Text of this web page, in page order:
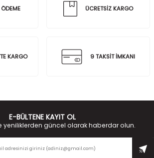
ÜCRETSİZ KARGO
KARGO 9 TAKSİT İMKANI
E-BÜLTENE KAYIT OL
yeniliklerden güncel olarak haberdar olun.